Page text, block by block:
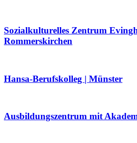
Sozialkulturelles Zentrum
Rommerskirchen
Hansa-Berufskolleg | Münster
Ausbildungszentrum mit